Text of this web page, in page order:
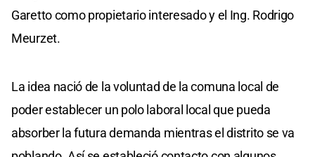
Garetto como propietario interesado y el Ing. Rodrigo
Meurzet.
La idea nació de la voluntad de la comuna local de
poder establecer un polo laboral local que pueda
absorber la futura demanda mientras el distrito se va